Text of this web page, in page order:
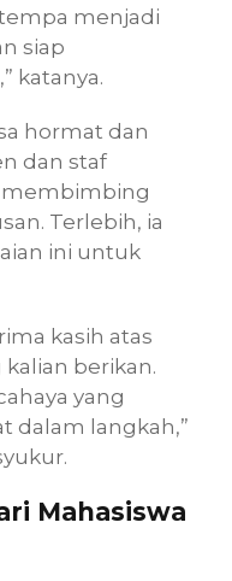
menjadi
siap
katanya.
hormat dan
dan staf
membimbing
Terlebih, ia
ini untuk
kasih atas
berikan.
yang
dalam langkah,”
Mahasiswa